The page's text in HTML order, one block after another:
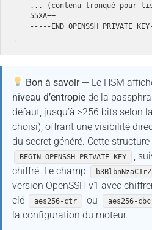
... (contenu tronqué
55XA==
-----END OPENSSH PRIVATE
Bon à savoir— Le HSM
niveau d’entropie de la
défaut, jusqu’à >256 bits selon
choisi), offrant une visibilité
du secret généré. Cette
BEGIN OPENSSH PRIVATE KEY
,
chiffré. Le champ
version OpenSSH v1 avec
clé
aes256-ctr ou aes256-cbc
la configuration du moteur.